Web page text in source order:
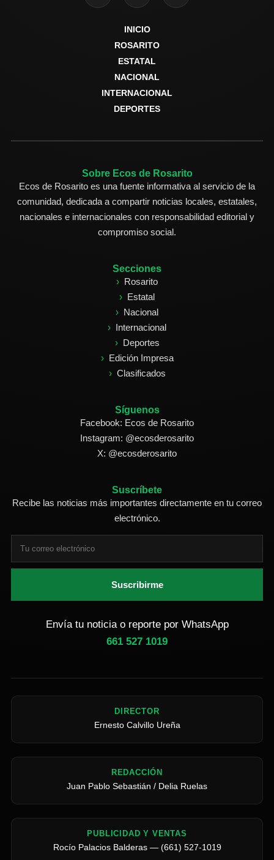
INICIO
ROSARITO
ESTATAL
NACIONAL
INTERNACIONAL
DEPORTES
Sobre Ecos de Rosarito
Ecos de Rosarito es una fuente informativa al servicio de la
comunidad, dedicada a compartir noticias locales, estatales,
nacionales e internacionales con responsabilidad editorial y
compromiso social.
Secciones
Rosarito
Estatal
Nacional
Internacional
Deportes
Edición Impresa
Clasificados
Síguenos
Facebook: Ecos de Rosarito
Instagram: @ecosderosarito
X: @ecosderosarito
Suscríbete
Recibe las noticias más importantes directamente en tu correo
electrónico.
Suscribirme
Envía tu noticia o reporte por WhatsApp
661 527 1019
DIRECTOR
Ernesto Calvillo Ureña
REDACCIÓN
Juan Pablo Sebastián / Delia Ruelas
PUBLICIDAD Y VENTAS
Rocío Palacios Balderas — (661) 527-1019